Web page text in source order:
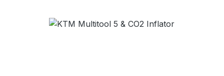
Bildergalerie überspringen